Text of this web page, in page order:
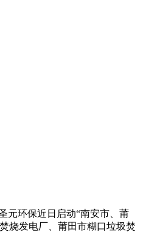
元环保近日启动“南安市、莆
烧发电厂、莆田市糊口垃圾焚